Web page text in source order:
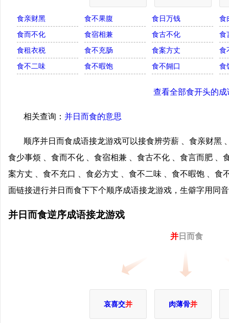
食亲财黑 食不果腹 食日万钱
食
食而不化
食宿相兼 食古不化
食
食租衣税
食不充肠 食案方丈
食
食不二味
食不暇饱 食不餬口 食
查看全部食开头的成
相关查询： 并日而食的意思
顺序并日而食成语接龙游戏可以接食辨劳薪 、食亲财黑
食少事烦 、食而不化 、食宿相兼 、食古不化 、食言而肥 、
案方丈 、食不充口 、食必方丈 、食不二味 、食不暇饱 、食
面链接进行并日而食下下个顺序成语接龙游戏，生僻字用同
并日而食逆序成语接龙游戏
并 日而食
哀喜交并 肉薄骨并